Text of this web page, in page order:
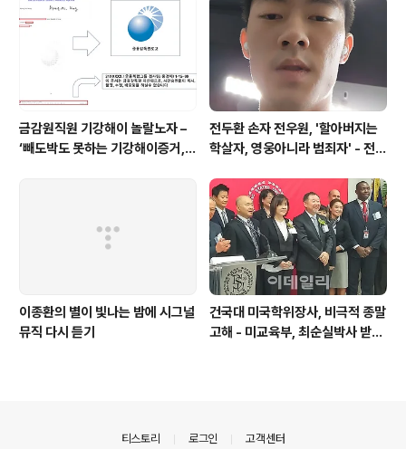
금감원직원 기강해이 놀랄노자 –
‘빼도박도 못하는 기강해이증거,
전두환 손자 전우원, '할아버지는
학살자, 영웅아니라 범죄자' - 전재
이종환의 별이 빛나는 밤에 시그널
뮤직 다시 듣기
건국대 미국학위장사, 비극적 종말
고해 - 미교육부, 최순실박사 받은
티스토리 로그인 고객센터